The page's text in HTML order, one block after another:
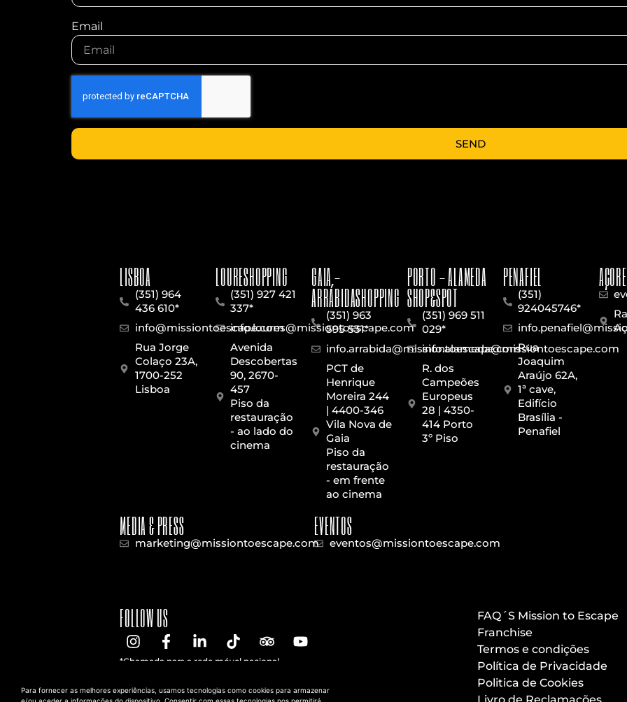
Para fornecer as melhores experiências, usamos tecnologias como cookies para armazenar
Email
SEND
LISBOA
(351) 964
436 610*
info@missiontoescape.com
Rua Jorge
Colaço 23A,
1700-252
Lisboa
LOURESHOPPING
(351) 927 421
337*
info.loures@missiontoescape.com
Avenida
Descobertas
90, 2670-
457
Piso da
restauração
- ao lado do
cinema
GAIA -
ARRÁBIDASHOPPING
(351) 963
595 531*
info.arrabida@missiontoescape.com
PCT de
Henrique
Moreira 244
| 4400-346
Vila Nova de
Gaia
Piso da
restauração
- em frente
ao cinema
PORTO - ALAMEDA
SHOP&SPOT
(351) 969 511
029*
info.alameda@missiontoescape.com
R. dos
Campeões
Europeus
28 | 4350-
414 Porto
3º Piso
PENAFIEL
(351)
924045746*
Rua
Joaquim
Araújo 62A,
1ª cave,
Edifício
Brasília -
Penafiel
MEDIA & PRESS
marketing@missiontoescape.com
EVENTOS
eventos@missiontoescape.com
FOLLOW US
*Chamada para a rede móvel nacional
FAQ´S Mission to Escape
Franchise
Termos e condições
Política de Privacidade
Politica de Cookies